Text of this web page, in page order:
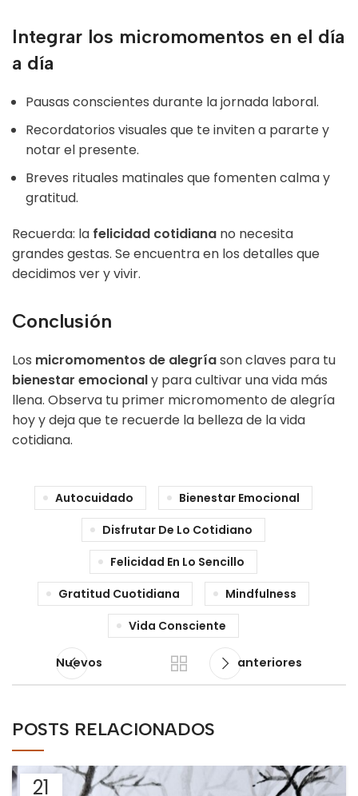
Integrar los micromomentos en el día
a día
Pausas conscientes durante la jornada laboral.
Recordatorios visuales que te inviten a pararte y
notar el presente.
Breves rituales matinales que fomenten calma y
gratitud.
Recuerda: la felicidad cotidiana no necesita
grandes gestas. Se encuentra en los detalles que
decidimos ver y vivir.
Conclusión
Los micromomentos de alegríason claves para tu
bienestar emocionaly para cultivar una vida más
llena. Observa tu primer micromomento de alegría
hoy y deja que te recuerde la belleza de la vida
cotidiana.
Autocuidado
Bienestar Emocional
Disfrutar De Lo Cotidiano
Felicidad En Lo Sencillo
Gratitud Cuotidiana
Mindfulness
Vida Consciente
Nuevos anteriores
POSTS RELACIONADOS
21